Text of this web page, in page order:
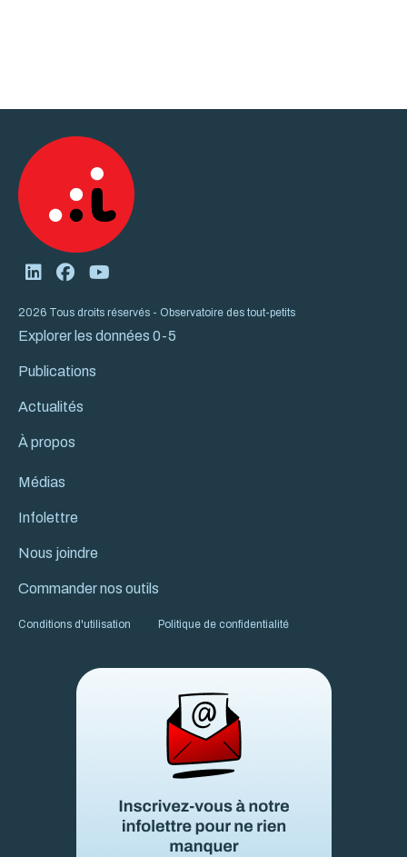
2026 Tous droits réservés - Observatoire des tout-petits
Explorer les données 0-5
Publications
Actualités
À propos
Médias
Infolettre
Nous joindre
Commander nos outils
Conditions d'utilisation Politique de confidentialité